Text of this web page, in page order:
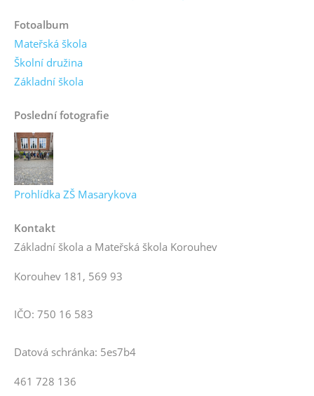
Fotoalbum
Mateřská škola
Školní družina
Základní škola
Poslední fotografie
Prohlídka ZŠ Masarykova
Kontakt
Základní škola a Mateřská škola Korouhev
Korouhev 181, 569 93
IČO: 750 16 583
Datová schránka: 5es7b4
461 728 136